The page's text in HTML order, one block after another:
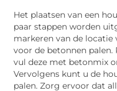
Het plaatsen van een
paar stappen worden
markeren van de locatie
voor de betonnen palen.
vul deze met betonmix
Vervolgens kunt u de
palen. Zorg ervoor dat